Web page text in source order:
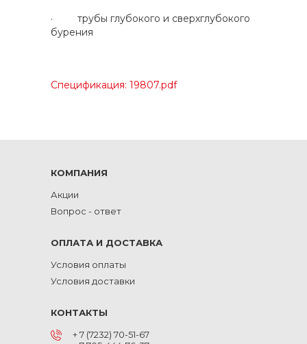
· трубы глубокого и сверхглубокого
бурения
Спецификация: 19807.pdf
КОМПАНИЯ
Акции
Вопрос - ответ
ОПЛАТА И ДОСТАВКА
Условия оплаты
Условия доставки
КОНТАКТЫ
+ 7 (7232) 70-51-67